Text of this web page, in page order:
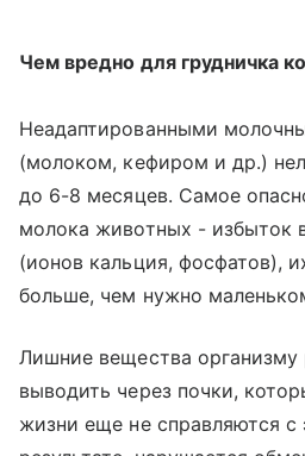
Чем вредно для грудничка
Неадаптированными
(молоком, кефиром и др.)
до 6-8 месяцев. Самое
молока животных - избыток
(ионов кальция, фосфатов),
больше, чем нужно
Лишние вещества организму
выводить через почки,
жизни еще не справляются с